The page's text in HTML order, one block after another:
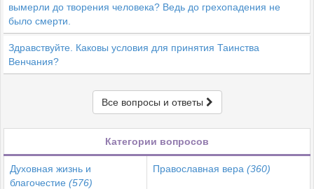
вымерли до творения человека? Ведь до грехопадения не
было смерти.
Здравствуйте. Каковы условия для принятия Таинства
Венчания?
Все вопросы и ответы
Категории вопросов
Духовная жизнь и
благочестие (576)
Православная вера (360)